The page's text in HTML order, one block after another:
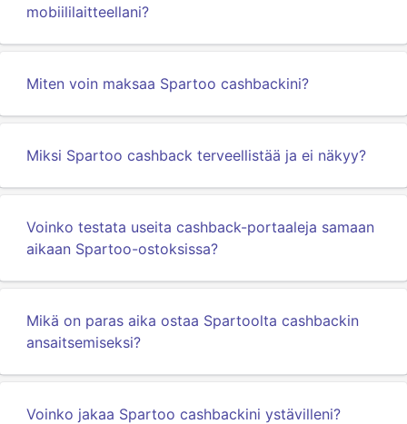
mobiililaitteellani?
Miten voin maksaa Spartoo cashbackini?
Miksi Spartoo cashback terveellistää ja ei näkyy?
Voinko testata useita cashback-portaaleja samaan
aikaan Spartoo-ostoksissa?
Mikä on paras aika ostaa Spartoolta cashbackin
ansaitsemiseksi?
Voinko jakaa Spartoo cashbackini ystävilleni?